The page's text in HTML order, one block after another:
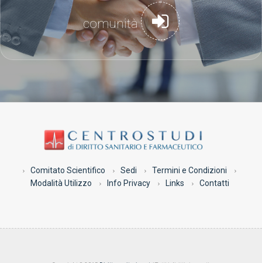
comunità
Comitato Scientifico Sedi
Termini e Condizioni
Modalità Utilizzo
Info Privacy Links Contatti